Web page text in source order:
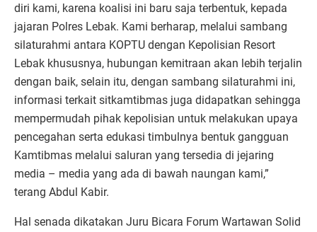
diri kami, karena koalisi ini baru saja terbentuk, kepada
jajaran Polres Lebak. Kami berharap, melalui sambang
silaturahmi antara KOPTU dengan Kepolisian Resort
Lebak khususnya, hubungan kemitraan akan lebih terjalin
dengan baik, selain itu, dengan sambang silaturahmi ini,
informasi terkait sitkamtibmas juga didapatkan sehingga
mempermudah pihak kepolisian untuk melakukan upaya
pencegahan serta edukasi timbulnya bentuk gangguan
Kamtibmas melalui saluran yang tersedia di jejaring
media – media yang ada di bawah naungan kami,”
terang Abdul Kabir.
Hal senada dikatakan Juru Bicara Forum Wartawan Solid